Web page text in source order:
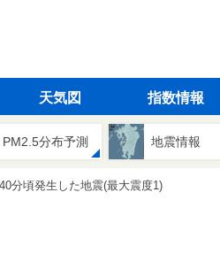
天気図 指数情報
PM2.5分布予測 地震情報
分頃発生した地震(最大震度1)